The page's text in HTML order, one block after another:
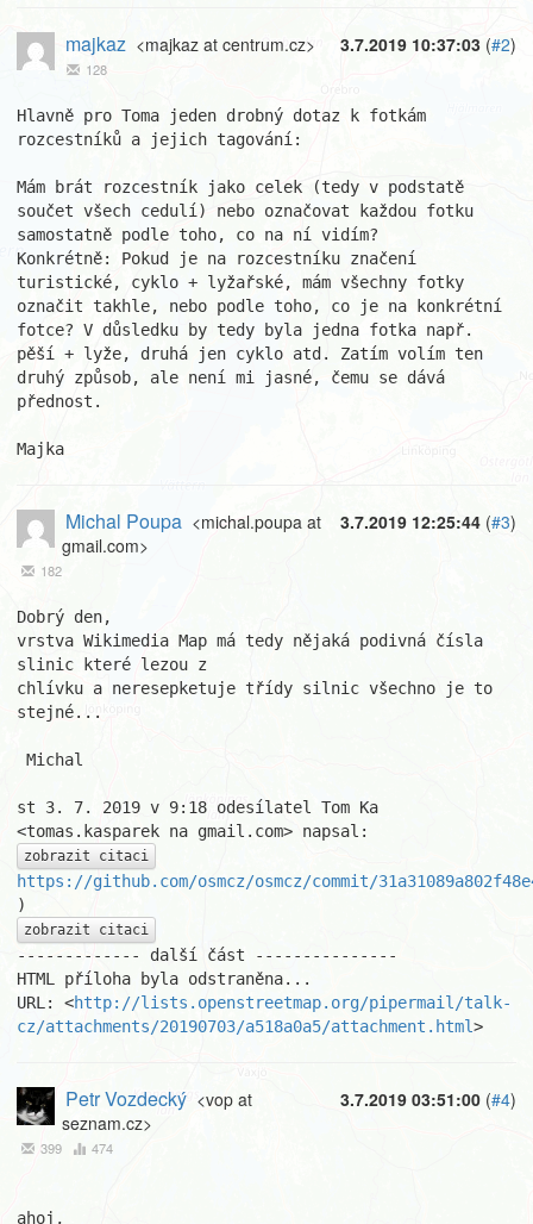
3.7.2019 10:37:03 (#2)
majkaz <majkaz at centrum.cz>
128
Hlavně pro Toma jeden drobný dotaz k fotkám
rozcestníků a jejich tagování:
Mám brát rozcestník jako celek (tedy v podstatě
součet všech cedulí) nebo označovat každou fotku
samostatně podle toho, co na ní vidím?
Konkrétně: Pokud je na rozcestníku značení
turistické, cyklo + lyžařské, mám všechny fotky
označit takhle, nebo podle toho, co je na konkrétní
fotce? V důsledku by tedy byla jedna fotka např.
pěší + lyže, druhá jen cyklo atd. Zatím volím ten
druhý způsob, ale není mi jasné, čemu se dává
přednost.
Majka
3.7.2019 12:25:44 (#3)
Michal Poupa <michal.poupa at
gmail.com>
182
Dobrý den,
vrstva Wikimedia Map má tedy nějaká podivná čísla
slinic které lezou z
chlívku a neresepketuje třídy silnic všechno je to
stejné...
st 3. 7. 2019 v 9:18 odesílatel Tom Ka
zobrazit citaci
https://github.com/osmcz/osmcz/commit/
zobrazit citaci
------------- další část ---------------
HTML příloha byla odstraněna...
URL: <http://lists.openstreetmap.org/pipermail/talk-
cz/attachments/20190703/a518a0a5/attachment.html>
3.7.2019 03:51:00 (#4)
Petr Vozdecký <vop at
seznam.cz>
399 474
ahoj,